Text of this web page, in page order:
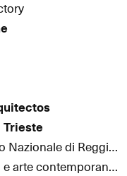
Trieste
Museo Archeologico Nazionale di Reggio Calabria
Post Classici. Antico e arte contemporanea